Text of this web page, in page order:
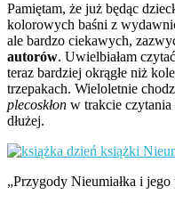
Pamiętam, że już będąc
kolorowych baśni z
ale bardzo ciekawych,
autorów. Uwielbiałam
teraz bardziej okrągłe niż
trzepakach. Wieloletnie
plecoskłon w trakcie czytania
dłużej.
„Przygody Nieumiałka i